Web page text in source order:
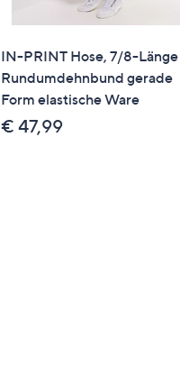
IN-PRINT Hose, 7/8-Länge
Rundumdehnbund gerade
Form elastische Ware
€ 47,99